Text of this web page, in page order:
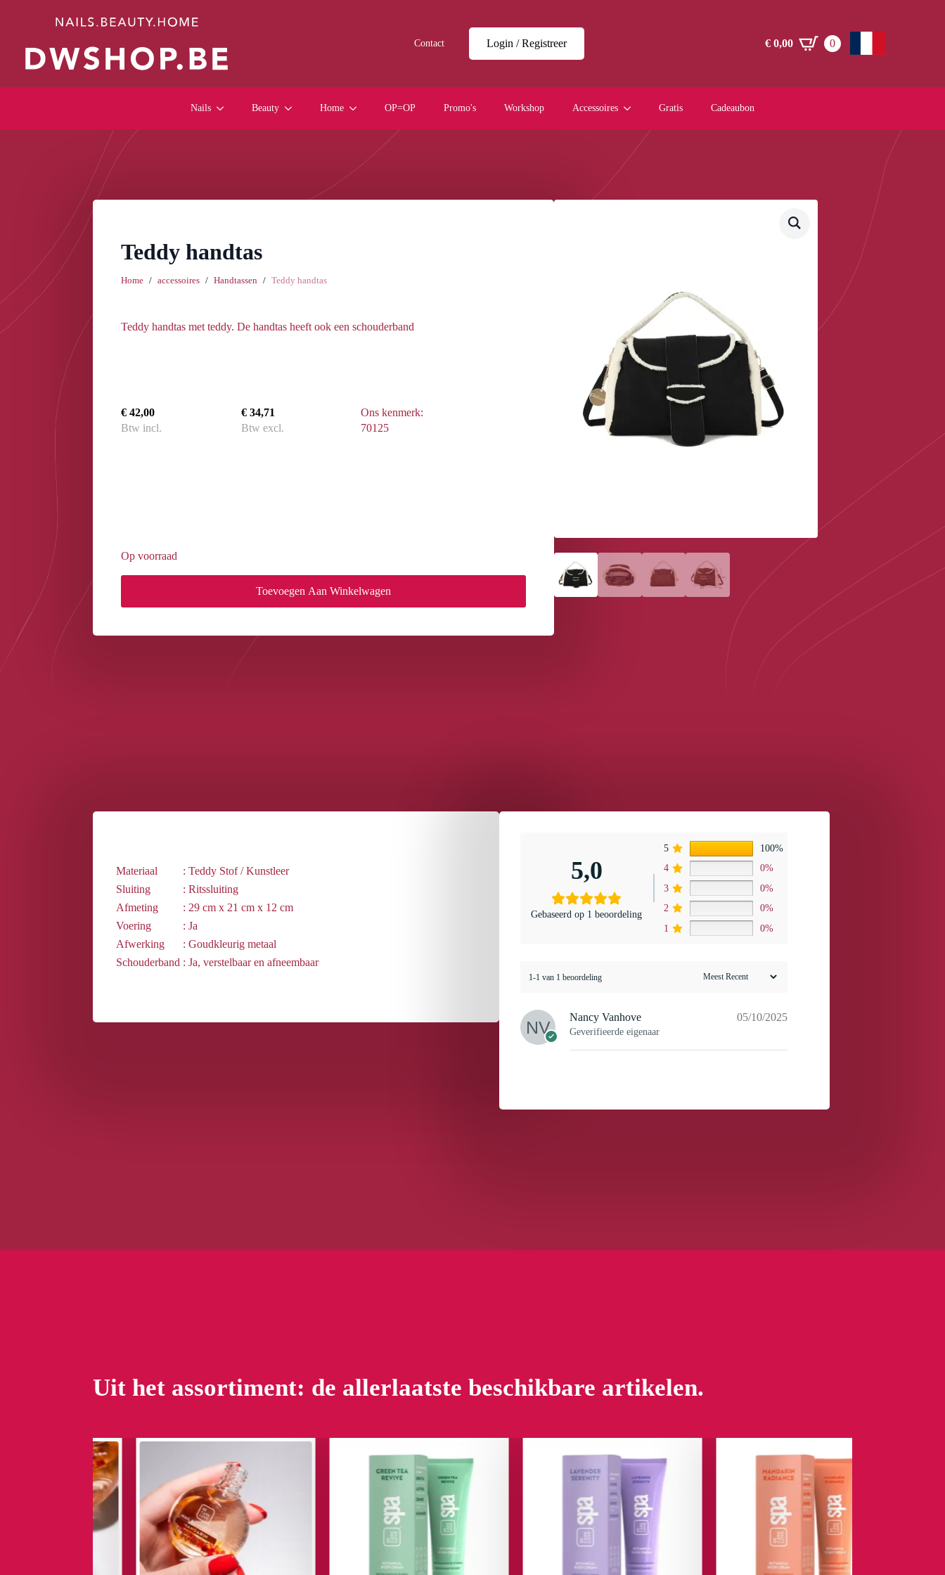
Contact Login / Registreer €0,00 0
Nails Beauty Home OP=OP Promo's Workshop Accessoires Gratis Cadeaubon
Teddy handtas
Home accessoires Handtassen Teddy handtas
Teddy handtas met teddy. De handtas heeft ook een schouderband
€ 42,00
Btw incl.
€ 34,71
Btw excl.
Ons kenmerk:
70125
Op voorraad
Toevoegen Aan Winkelwagen
Materiaal
: Teddy Stof / Kunstleer
Sluiting
: Ritssluiting
Afmeting
: 29 cm x 21 cm x 12 cm
Voering
: Ja
Afwerking
: Goudkleurig metaal
Schouderband : Ja, verstelbaar en afneembaar
5,0
Gebaseerd op 1 beoordeling
5
100%
4
0%
3
0%
2
0%
1
0%
1-1 van 1 beoordeling
Nancy Vanhove
Geverifieerde eigenaar
05/10/2025
Uit het assortiment: de allerlaatste beschikbare artikelen.